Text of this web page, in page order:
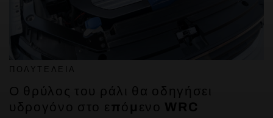
ΠΟΛΥΤΈΛΕΙΑ
Ο θρύλος του ράλι θα οδηγήσει
υδρογόνο στο επόμενο WRC